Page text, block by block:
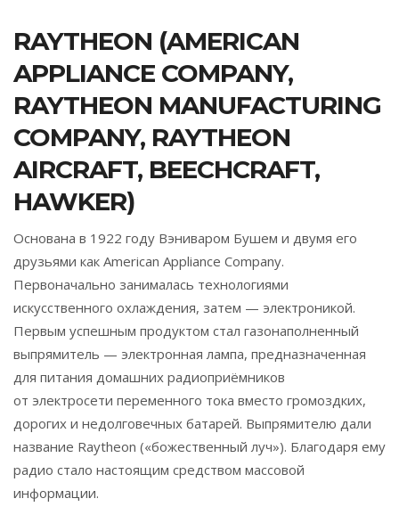
RAYTHEON (AMERICAN
APPLIANCE COMPANY,
RAYTHEON MANUFACTURING
COMPANY, RAYTHEON
AIRCRAFT, BEECHCRAFT,
HAWKER)
Основана в 1922 году Вэниваром Бушем и двумя его
друзьями как American Appliance Company.
Первоначально занималась технологиями
искусственного охлаждения, затем — электроникой.
Первым успешным продуктом стал газонаполненный
выпрямитель — электронная лампа, предназначенная
для питания домашних радиоприёмников
от электросети переменного тока вместо громоздких,
дорогих и недолговечных батарей. Выпрямителю дали
название Raytheon («божественный луч»). Благодаря ему
радио стало настоящим средством массовой
информации.